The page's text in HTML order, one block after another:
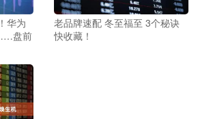
华为
盘前
老品牌速配 冬至福至 3个秘诀
快收藏！